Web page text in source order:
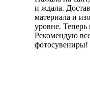
и ждала.
материала и
уровне. Теперь
Рекомендую
фотосувениры!